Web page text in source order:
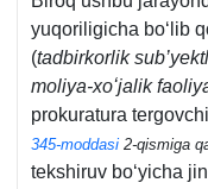
yuqoriligicha boʻlib
(tadbirkorlik
moliya-хoʻjalik
prokuratura
345-moddasi 2-qismiga
tekshiruv boʻyicha